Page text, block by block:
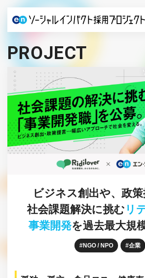
PROJECT
ビジネス創出や、政策
社会課題解決に挑む リ
事業開発を過去最大規
NGO / NPO 企業